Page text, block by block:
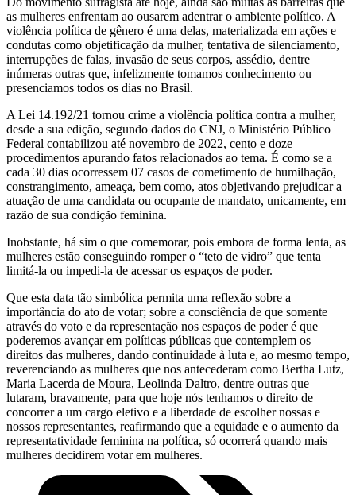
as mulheres enfrentam ao ousarem adentrar o ambiente político. A
violência política de gênero é uma delas, materializada em ações e
condutas como objetificação da mulher, tentativa de silenciamento,
interrupções de falas, invasão de seus corpos, assédio, dentre
inúmeras outras que, infelizmente tomamos conhecimento ou
presenciamos todos os dias no Brasil.
A Lei 14.192/21 tornou crime a violência política contra a mulher,
desde a sua edição, segundo dados do CNJ, o Ministério Público
Federal contabilizou até novembro de 2022, cento e doze
procedimentos apurando fatos relacionados ao tema. É como se a
cada 30 dias ocorressem 07 casos de cometimento de humilhação,
constrangimento, ameaça, bem como, atos objetivando prejudicar a
atuação de uma candidata ou ocupante de mandato, unicamente, em
razão de sua condição feminina.
Inobstante, há sim o que comemorar, pois embora de forma lenta, as
mulheres estão conseguindo romper o “teto de vidro” que tenta
limitá-la ou impedi-la de acessar os espaços de poder.
Que esta data tão simbólica permita uma reflexão sobre a
importância do ato de votar; sobre a consciência de que somente
através do voto e da representação nos espaços de poder é que
poderemos avançar em políticas públicas que contemplem os
direitos das mulheres, dando continuidade à luta e, ao mesmo tempo,
reverenciando as mulheres que nos antecederam como Bertha Lutz,
Maria Lacerda de Moura, Leolinda Daltro, dentre outras que
lutaram, bravamente, para que hoje nós tenhamos o direito de
concorrer a um cargo eletivo e a liberdade de escolher nossas e
nossos representantes, reafirmando que a equidade e o aumento da
representatividade feminina na política, só ocorrerá quando mais
mulheres decidirem votar em mulheres.